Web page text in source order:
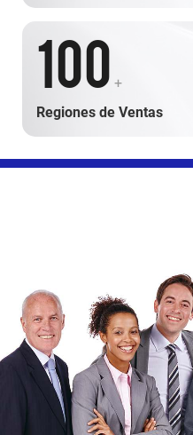
100 +
Regiones de Ventas